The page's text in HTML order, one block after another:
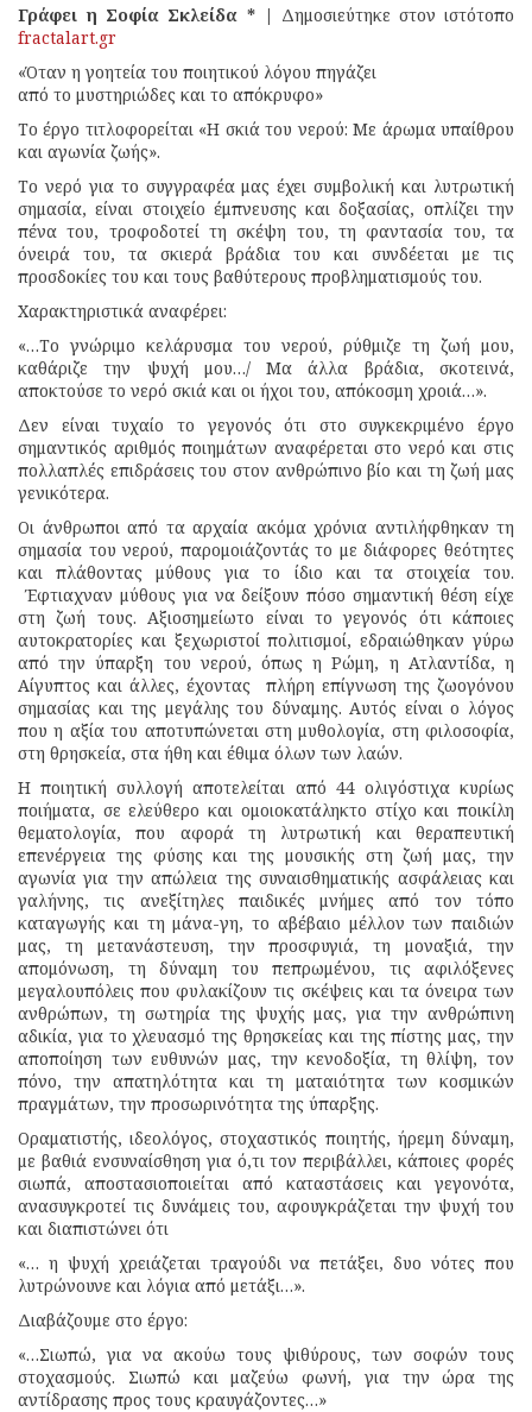
Γράφει η Σοφία Σκλείδα * | Δημοσιεύτηκε στον ιστότοπο
fractalart.gr
«Όταν η γοητεία του ποιητικού λόγου πηγάζει
από το μυστηριώδες και το απόκρυφο»
Το έργο τιτλοφορείται «Η σκιά του νερού: Με άρωμα υπαίθρου
και αγωνία ζωής».
Το νερό για το συγγραφέα μας έχει συμβολική και λυτρωτική
σημασία, είναι στοιχείο έμπνευσης και δοξασίας, οπλίζει την
πένα του, τροφοδοτεί τη σκέψη του, τη φαντασία του, τα
όνειρά του, τα σκιερά βράδια του και συνδέεται με τις
προσδοκίες του και τους βαθύτερους προβληματισμούς του.
Χαρακτηριστικά αναφέρει:
«…Το γνώριμο κελάρυσμα του νερού, ρύθμιζε τη ζωή μου,
καθάριζε την ψυχή μου…/ Μα άλλα βράδια, σκοτεινά,
αποκτούσε το νερό σκιά και οι ήχοι του, απόκοσμη χροιά…».
Δεν είναι τυχαίο το γεγονός ότι στο συγκεκριμένο έργο
σημαντικός αριθμός ποιημάτων αναφέρεται στο νερό και στις
πολλαπλές επιδράσεις του στον ανθρώπινο βίο και τη ζωή μας
γενικότερα.
Οι άνθρωποι από τα αρχαία ακόμα χρόνια αντιλήφθηκαν τη
σημασία του νερού, παρομοιάζοντάς το με διάφορες θεότητες
και πλάθοντας μύθους για το ίδιο και τα στοιχεία του.
Έφτιαχναν μύθους για να δείξουν πόσο σημαντική θέση είχε
στη ζωή τους. Αξιοσημείωτο είναι το γεγονός ότι κάποιες
αυτοκρατορίες και ξεχωριστοί πολιτισμοί, εδραιώθηκαν γύρω
από την ύπαρξη του νερού, όπως η Ρώμη, η Ατλαντίδα, η
Αίγυπτος και άλλες, έχοντας πλήρη επίγνωση της ζωογόνου
σημασίας και της μεγάλης του δύναμης. Αυτός είναι ο λόγος
που η αξία του αποτυπώνεται στη μυθολογία, στη φιλοσοφία,
στη θρησκεία, στα ήθη και έθιμα όλων των λαών.
Η ποιητική συλλογή αποτελείται από 44 ολιγόστιχα κυρίως
ποιήματα, σε ελεύθερο και ομοιοκατάληκτο στίχο και ποικίλη
θεματολογία, που αφορά τη λυτρωτική και θεραπευτική
επενέργεια της φύσης και της μουσικής στη ζωή μας, την
αγωνία για την απώλεια της συναισθηματικής ασφάλειας και
γαλήνης, τις ανεξίτηλες παιδικές μνήμες από τον τόπο
καταγωγής και τη μάνα-γη, το αβέβαιο μέλλον των παιδιών
μας, τη μετανάστευση, την προσφυγιά, τη μοναξιά, την
απομόνωση, τη δύναμη του πεπρωμένου, τις αφιλόξενες
μεγαλουπόλεις που φυλακίζουν τις σκέψεις και τα όνειρα των
ανθρώπων, τη σωτηρία της ψυχής μας, για την ανθρώπινη
αδικία, για το χλευασμό της θρησκείας και της πίστης μας, την
αποποίηση των ευθυνών μας, την κενοδοξία, τη θλίψη, τον
πόνο, την απατηλότητα και τη ματαιότητα των κοσμικών
πραγμάτων, την προσωρινότητα της ύπαρξης.
Οραματιστής, ιδεολόγος, στοχαστικός ποιητής, ήρεμη δύναμη,
με βαθιά ενσυναίσθηση για ό,τι τον περιβάλλει, κάποιες φορές
σιωπά, αποστασιοποιείται από καταστάσεις και γεγονότα,
ανασυγκροτεί τις δυνάμεις του, αφουγκράζεται την ψυχή του
και διαπιστώνει ότι
«… η ψυχή χρειάζεται τραγούδι να πετάξει, δυο νότες που
λυτρώνουνε και λόγια από μετάξι…».
Διαβάζουμε στο έργο:
«…Σιωπώ, για να ακούω τους ψιθύρους, των σοφών τους
στοχασμούς. Σιωπώ και μαζεύω φωνή, για την ώρα της
αντίδρασης προς τους κραυγάζοντες…»